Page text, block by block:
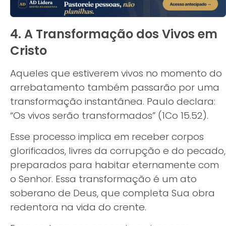
4. A Transformação dos Vivos em
Cristo
Aqueles que estiverem vivos no momento do
arrebatamento também passarão por uma
transformação instantânea. Paulo declara:
“Os vivos serão transformados” (1Co 15.52).
Esse processo implica em receber corpos
glorificados, livres da corrupção e do pecado,
preparados para habitar eternamente com
o Senhor. Essa transformação é um ato
soberano de Deus, que completa Sua obra
redentora na vida do crente.